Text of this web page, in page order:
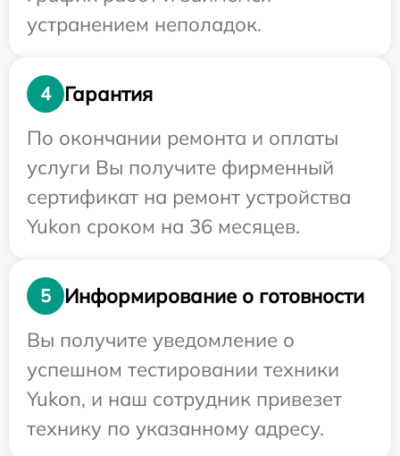
устранением неполадок.
4
Гарантия
По окончании ремонта и оплаты
услуги Вы получите фирменный
сертификат на ремонт устройства
Yukon сроком на 36 месяцев.
5
Информирование о готовности
Вы получите уведомление о
успешном тестировании техники
Yukon, и наш сотрудник привезет
технику по указанному адресу.